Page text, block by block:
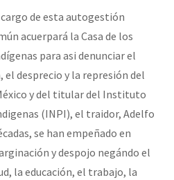
de esta autogestión
acuerpará la Casa de los
para asi denunciar el
desprecio y la represión del
y del titular del Instituto
(INPI), el traidor, Adelfo
se han empeñado en
y despojo negándo el
la educación, el trabajo, la